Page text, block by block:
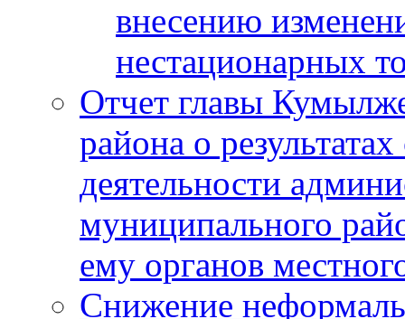
внесению
нестационарных
Отчет главы
района о
деятельности
муниципального
ему органов
Снижение